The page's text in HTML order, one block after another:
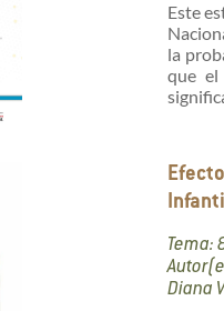
Este
la
que el
Tema:
Diana